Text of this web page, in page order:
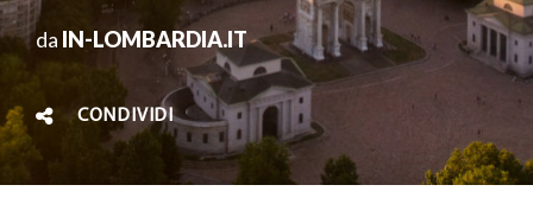
da IN-LOMBARDIA.IT
CONDIVIDI